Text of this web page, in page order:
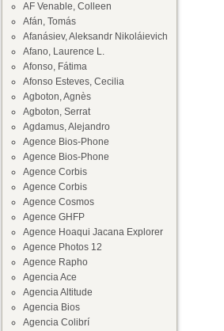
AF Venable, Colleen
Afán, Tomás
Afanásiev, Aleksandr Nikoláievich
Afano, Laurence L.
Afonso, Fátima
Afonso Esteves, Cecilia
Agboton, Agnès
Agboton, Serrat
Agdamus, Alejandro
Agence Bios-Phone
Agence Bios-Phone
Agence Corbis
Agence Corbis
Agence Cosmos
Agence GHFP
Agence Hoaqui Jacana Explorer
Agence Photos 12
Agence Rapho
Agencia Ace
Agencia Altitude
Agencia Bios
Agencia Colibrí